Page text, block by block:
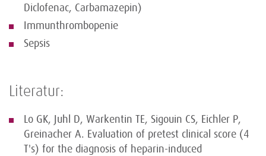
Diclofenac, Carbamazepin)
Immunthrombopenie
Sepsis
Literatur:
Lo GK, Juhl D, Warkentin TE, Sigouin CS, Eichler P,
Greinacher A. Evaluation of pretest clinical score (4
T's) for the diagnosis of heparin-induced